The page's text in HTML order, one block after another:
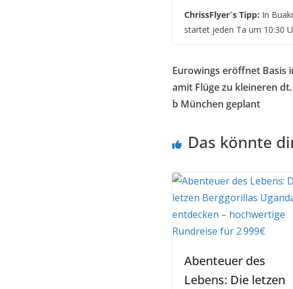
ChrissFlyer´s Tipp: In
startet jeden Ta um 10:30
Eurowings eröffnet Basis
amit Flüge zu kleineren
b München geplant
Das könnte
Abenteuer des
Lebens: Die letzen